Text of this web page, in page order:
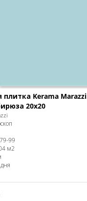
плитка Kerama Marazzi
20x20
-99
м2